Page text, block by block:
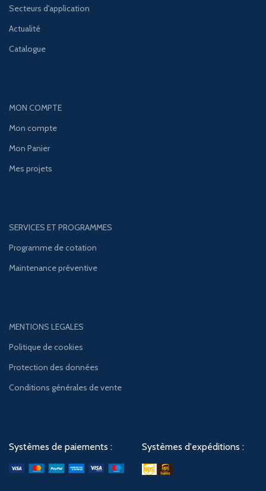
Secteurs d'application
Actualité
Catalogue
MON COMPTE
Mon compte
Mon Panier
Mes projets
SERVICES ET PROGRAMMES
Programme de cotation
Maintenance préventive
MENTIONS LEGALES
Politique de cookies
Protection des données
Conditions générales de vente
Systèmes de paiements : Systèmes d'expéditions :